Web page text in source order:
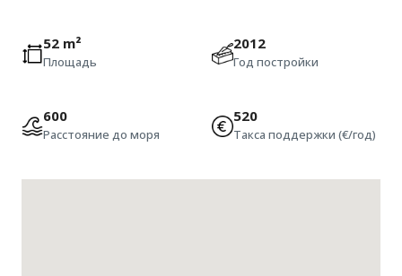
52 m²
Площадь
2012
Год постройки
600
Расстояние до моря
520
Такса поддержки (€/год)